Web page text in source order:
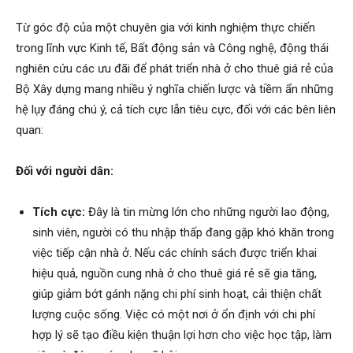
Từ góc độ của một chuyên gia với kinh nghiệm thực chiến
trong lĩnh vực Kinh tế, Bất động sản và Công nghệ, động thái
nghiên cứu các ưu đãi để phát triển nhà ở cho thuê giá rẻ của
Bộ Xây dựng mang nhiều ý nghĩa chiến lược và tiềm ẩn những
hệ lụy đáng chú ý, cả tích cực lẫn tiêu cực, đối với các bên liên
quan:
Đối với người dân:
Tích cực: Đây là tin mừng lớn cho những người lao động,
sinh viên, người có thu nhập thấp đang gặp khó khăn trong
việc tiếp cận nhà ở. Nếu các chính sách được triển khai
hiệu quả, nguồn cung nhà ở cho thuê giá rẻ sẽ gia tăng,
giúp giảm bớt gánh nặng chi phí sinh hoạt, cải thiện chất
lượng cuộc sống. Việc có một nơi ở ổn định với chi phí
hợp lý sẽ tạo điều kiện thuận lợi hơn cho việc học tập, làm